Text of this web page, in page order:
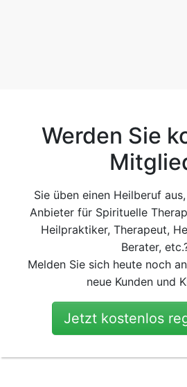
Werden Sie
Sie üben einen Heilberuf
Anbieter für Spirituelle
Heilpraktiker, Therapeut,
Berater,
Melden Sie sich heute noch
neue Kunden und
Jetzt kostenlos